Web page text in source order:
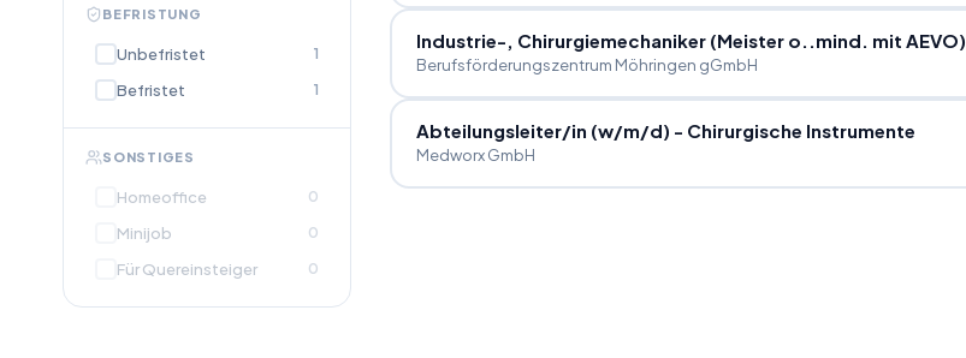
BEFRISTUNG
Unbefristet 1
Befristet 1
SONSTIGES
Homeoffice 0
Minijob 0
Für Quereinsteiger 0
Industrie-, Chirurgiemechaniker (Meister o..mind. mit AEVO)
Berufsförderungszentrum Möhringen gGmbH
Abteilungsleiter/in (w/m/d) - Chirurgische Instrumente
Medworx GmbH